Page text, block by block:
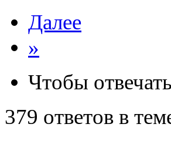
Далее
»
Чтобы
379 ответов в